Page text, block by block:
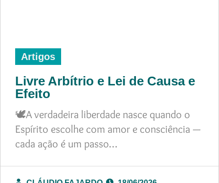
Artigos
Livre Arbítrio e Lei de Causa e
Efeito
🕊️A verdadeira liberdade nasce quando o
Espírito escolhe com amor e consciência —
cada ação é um passo…